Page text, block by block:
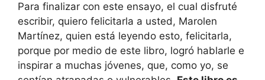
Para finalizar con este ensayo, el cual disfruté
escribir, quiero felicitarla a usted, Marolen
Martínez, quien está leyendo esto, felicitarla,
porque por medio de este libro, logró hablarle e
inspirar a muchas jóvenes, que, como yo, se